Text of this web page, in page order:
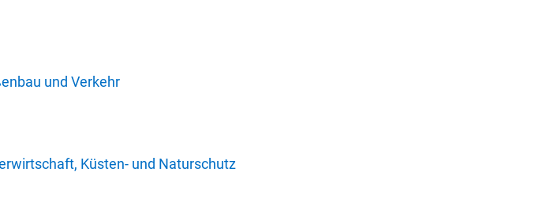
und Verkehr
Küsten- und Naturschutz